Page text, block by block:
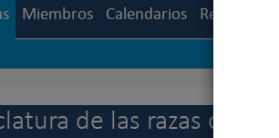
Miembros Calendarios
de las razas de la